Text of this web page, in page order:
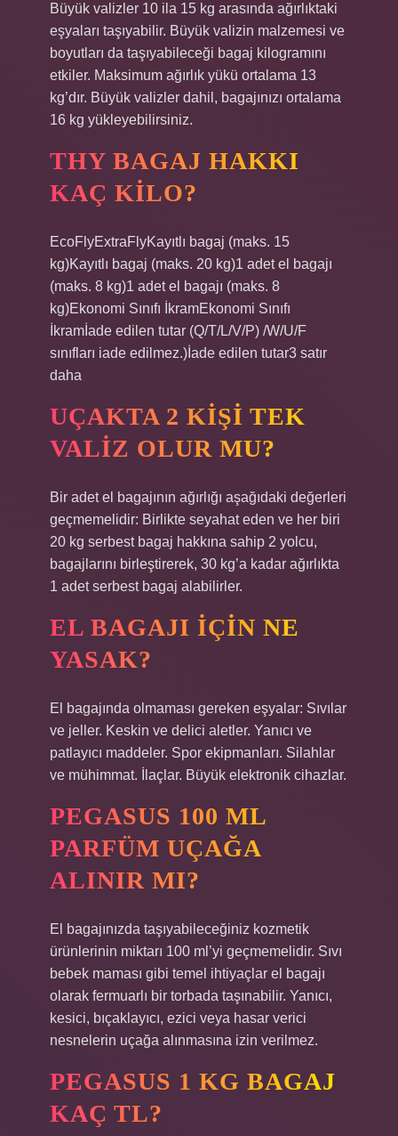
Büyük valizler 10 ila 15 kg arasında ağırlıktaki
eşyaları taşıyabilir. Büyük valizin malzemesi ve
boyutları da taşıyabileceği bagaj kilogramını
etkiler. Maksimum ağırlık yükü ortalama 13
kg’dır. Büyük valizler dahil, bagajınızı ortalama
16 kg yükleyebilirsiniz.
THY BAGAJ HAKKI
KAÇ KILO?
EcoFlyExtraFlyKayıtlı bagaj (maks. 15
kg)Kayıtlı bagaj (maks. 20 kg)1 adet el bagajı
(maks. 8 kg)1 adet el bagajı (maks. 8
kg)Ekonomi Sınıfı İkramEkonomi Sınıfı
İkramİade edilen tutar (Q/T/L/V/P) /W/U/F
sınıfları iade edilmez.)İade edilen tutar3 satır
daha
UÇAKTA 2 KIŞI TEK
VALIZ OLUR MU?
Bir adet el bagajının ağırlığı aşağıdaki değerleri
geçmemelidir: Birlikte seyahat eden ve her biri
20 kg serbest bagaj hakkına sahip 2 yolcu,
bagajlarını birleştirerek, 30 kg’a kadar ağırlıkta
1 adet serbest bagaj alabilirler.
EL BAGAJI IÇIN NE
YASAK?
El bagajında ​​olmaması gereken eşyalar: Sıvılar
ve jeller. Keskin ve delici aletler. Yanıcı ve
patlayıcı maddeler. Spor ekipmanları. Silahlar
ve mühimmat. İlaçlar. Büyük elektronik cihazlar.
PEGASUS 100 ML
PARFÜM UÇAĞA
ALINIR MI?
El bagajınızda taşıyabileceğiniz kozmetik
ürünlerinin miktarı 100 ml’yi geçmemelidir. Sıvı
bebek maması gibi temel ihtiyaçlar el bagajı
olarak fermuarlı bir torbada taşınabilir. Yanıcı,
kesici, bıçaklayıcı, ezici veya hasar verici
nesnelerin uçağa alınmasına izin verilmez.
PEGASUS 1 KG BAGAJ
KAÇ TL?